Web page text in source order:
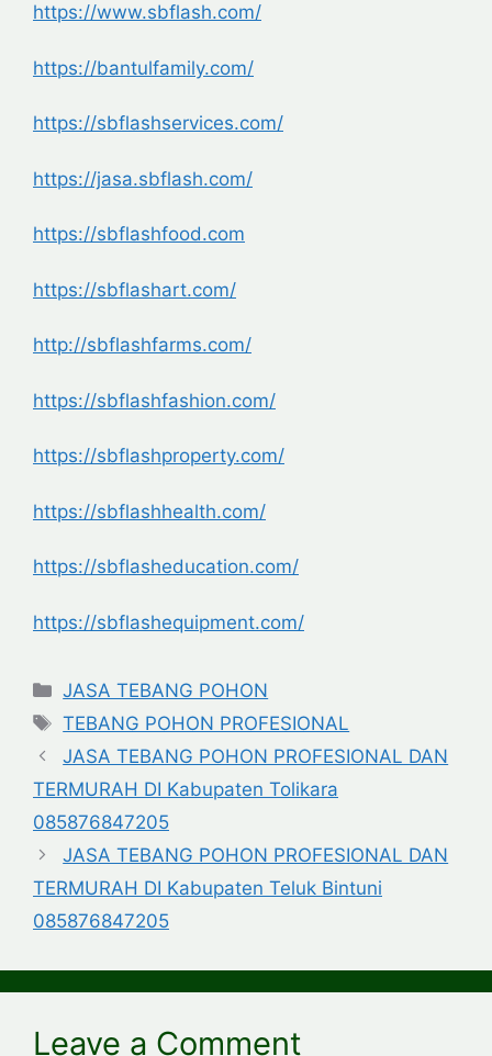
https://www.sbflash.com/
https://bantulfamily.com/
https://sbflashservices.com/
https://jasa.sbflash.com/
https://sbflashfood.com
https://sbflashart.com/
http://sbflashfarms.com/
https://sbflashfashion.com/
https://sbflashproperty.com/
https://sbflashhealth.com/
https://sbflasheducation.com/
https://sbflashequipment.com/
Categories
JASA TEBANG POHON
Tags
TEBANG POHON PROFESIONAL
JASA TEBANG POHON PROFESIONAL DAN
TERMURAH DI Kabupaten Tolikara
085876847205
JASA TEBANG POHON PROFESIONAL DAN
TERMURAH DI Kabupaten Teluk Bintuni
085876847205
Leave a Comment